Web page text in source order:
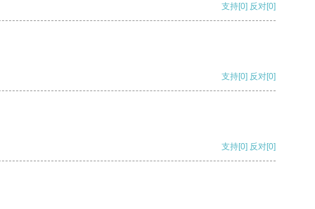
支持[0] 反对[0]
支持[0] 反对[0]
支持[0] 反对[0]